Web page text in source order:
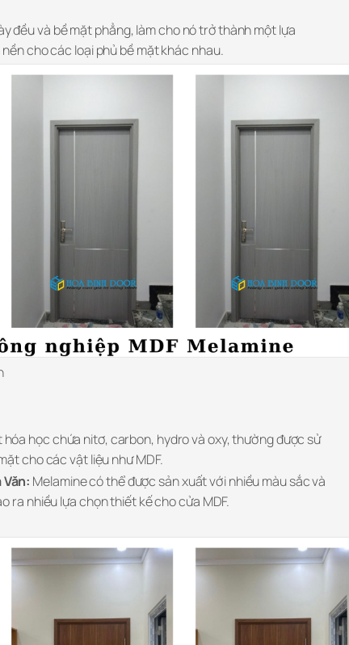
đều và bề mặt phẳng, làm cho nó trở thành một lựa
cho các loại phủ bề mặt khác nhau.
hóa học chứa nitơ, carbon, hydro và oxy, thường được sử
cho các vật liệu như MDF.
Melamine có thể được sản xuất với nhiều màu sắc và
ra nhiều lựa chọn thiết kế cho cửa MDF.